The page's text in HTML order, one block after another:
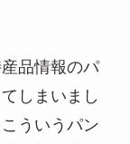
品情報のパ
しまいまし
ういうパン